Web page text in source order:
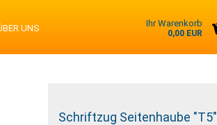
Ihr Warenkorb
0,00 EUR
UNS
Schriftzug Seitenhaube "T5"